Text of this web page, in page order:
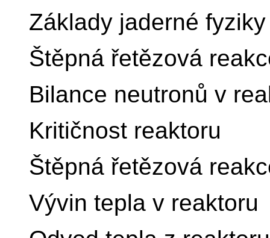
Základy jaderné fyziky
Štěpná řetězová
Bilance neutronů v
Kritičnost reaktoru
Štěpná řetězová
Vývin tepla v reaktoru